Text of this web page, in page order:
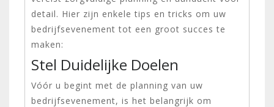
detail. Hier zijn enkele tips en tricks om uw
bedrijfsevenement tot een groot succes te
maken:
Stel Duidelijke Doelen
Vóór u begint met de planning van uw
bedrijfsevenement, is het belangrijk om